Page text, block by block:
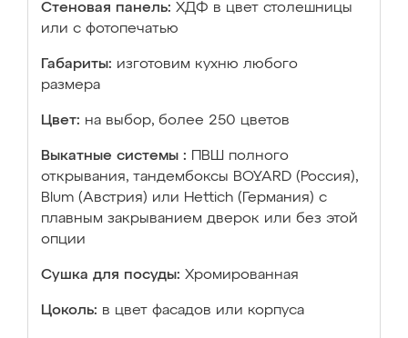
Стеновая панель: ХДФ в цвет столешницы
или с фотопечатью
Габариты: изготовим кухню любого
размера
Цвет: на выбор, более 250 цветов
Выкатные системы :
ПВШ полного
открывания, тандембоксы BOYARD (Россия),
Blum (Австрия) или Hettich (Германия) с
плавным закрыванием дверок или без этой
опции
Сушка для посуды: Хромированная
Цоколь: в цвет фасадов или корпуса